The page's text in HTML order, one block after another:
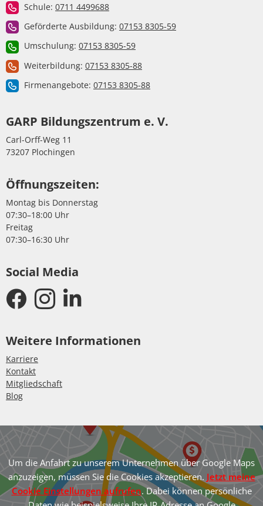
Schule: 0711 4499688
Geförderte Ausbildung: 07153 8305-59
Umschulung: 07153 8305-59
Weiterbildung: 07153 8305-88
Firmenangebote: 07153 8305-88
GARP Bildungszentrum e. V.
Carl-Orff-Weg 11
73207 Plochingen
Öffnungszeiten:
Montag bis Donnerstag
07:30–18:00 Uhr
Freitag
07:30–16:30 Uhr
Social Media
Weitere Informationen
Karriere
Kontakt
Mitgliedschaft
Blog
Um die Anfahrt zu unserem Unternehmen über Google Maps
anzuzeigen, müssen Sie die Cookies akzeptieren. Jetzt meine
Cookie Einstellungen aufrufen. Dabei können persönliche